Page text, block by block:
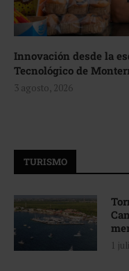
Innovación desde la
Tecnológico de
3 agosto, 2026
TURISMO
1